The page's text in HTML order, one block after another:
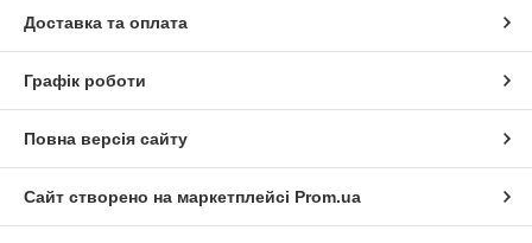
Доставка та оплата
Графік роботи
Повна версія сайту
Сайт створено на маркетплейсі Prom.ua